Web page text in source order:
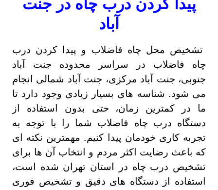
پیدا کردن درب چاه در جنت
آباد
تشخیص محل چاه فاضلاب و پیدا کردن درب
چاه فاضلاب در سراسر محدوده جنت آباد
جنوبی، جنت آباد مرکزی، جنت آباد شمالی انجام
می شود. شناسه های بسیار زیادی وجود دارد تا
ما در کمترین زمان، حتی بدون استفاده از
دستگاه درب چاه فاضلاب شما را با توجه به
تجربه کاری خودمان پیدا کنیم. مهمترین نکته ای
که باعث رضایت اکثر مردم و انتخاب آن ها برای
تشخیص درب چاه در استان تهران شده است،
استفاده از دستگاه های دقیق و تشخیص فوری